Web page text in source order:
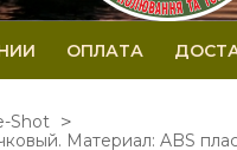
ОПЛАТА
Shot
Материал: ABS